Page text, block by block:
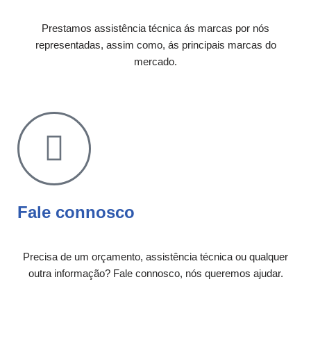
Prestamos assistência técnica ás marcas por nós
representadas, assim como, ás principais marcas do
mercado.
Fale connosco
Precisa de um orçamento, assistência técnica ou qualquer
outra informação? Fale connosco, nós queremos ajudar.